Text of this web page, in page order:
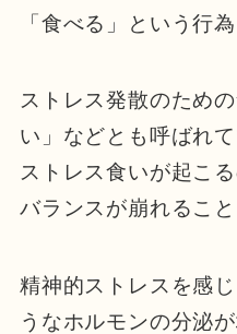
「食べる」という行
ストレス発散のため
い」などとも呼ばれて
ストレス食いが起こ
バランスが崩れるこ
精神的ストレスを感
うなホルモンの分泌が